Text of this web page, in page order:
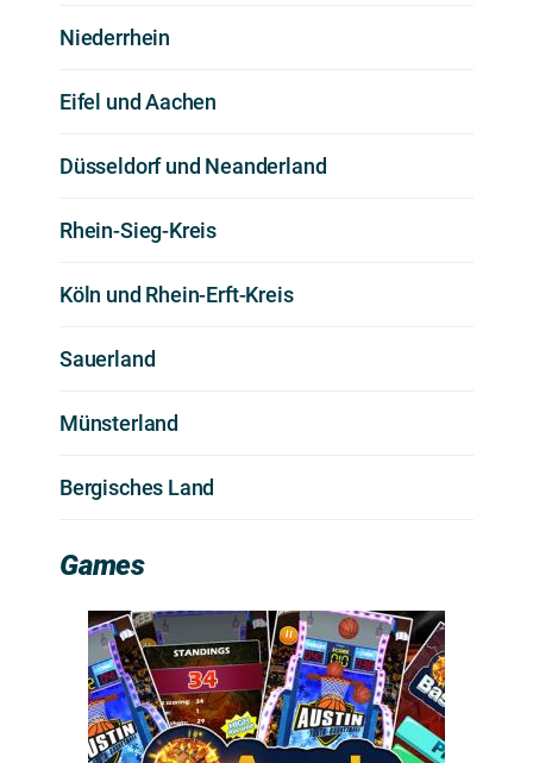
Niederrhein
Eifel und Aachen
Düsseldorf und Neanderland
Rhein-Sieg-Kreis
Köln und Rhein-Erft-Kreis
Sauerland
Münsterland
Bergisches Land
Games